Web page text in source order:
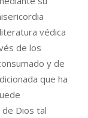
védica
de los
y de
que ha
Dios tal